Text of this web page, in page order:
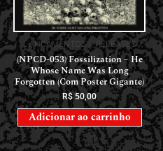
LANÇAMENTOS // RELEASES
(NPCD-053) Fossilization – He
Whose Name Was Long
Forgotten (Com Poster Gigante)
R$ 50,00
Adicionar ao carrinho